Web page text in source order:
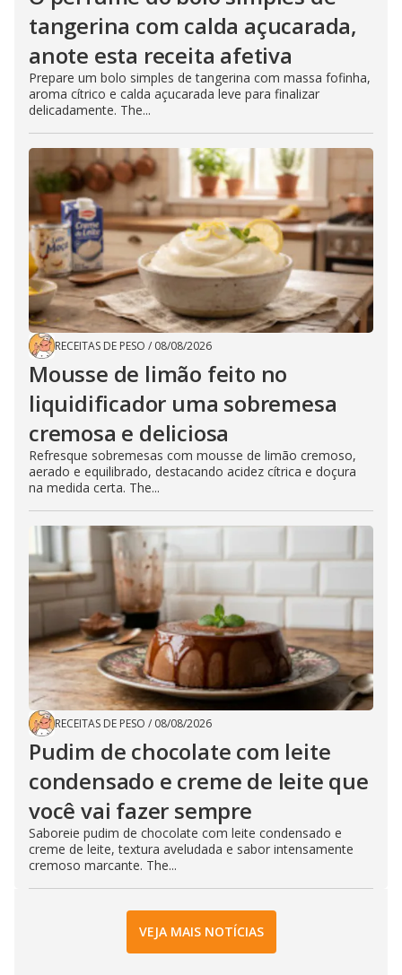
tangerina com calda açucarada,
anote esta receita afetiva
Prepare um bolo simples de tangerina com massa fofinha,
aroma cítrico e calda açucarada leve para finalizar
delicadamente. The...
RECEITAS DE PESO / 08/08/2026
Mousse de limão feito no
liquidificador uma sobremesa
cremosa e deliciosa
Refresque sobremesas com mousse de limão cremoso,
aerado e equilibrado, destacando acidez cítrica e doçura
na medida certa. The...
RECEITAS DE PESO / 08/08/2026
Pudim de chocolate com leite
condensado e creme de leite que
você vai fazer sempre
Saboreie pudim de chocolate com leite condensado e
creme de leite, textura aveludada e sabor intensamente
cremoso marcante. The...
VEJA MAIS NOTÍCIAS